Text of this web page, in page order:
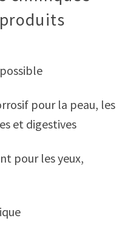
pour la peau, les
et digestives
pour les yeux,